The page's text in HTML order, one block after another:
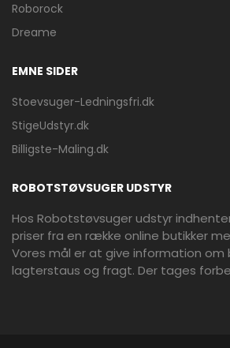
Roborock
Dreame
EMNE SIDER
Stoevsuger-Ledningsfri.dk
StigeUdstyr.dk
Billigste-Maling.dk
ROBOTSTØVSUGER UDSTYR
Hos Robotstøvsuger udstyr
priser fra en række online butikker
Vores mål er at give information om
lagterstaus og fragt. Der tages